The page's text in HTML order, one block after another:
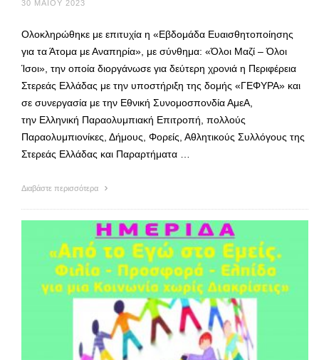
30 ΜΑΪ́ΟΥ 2023
Ολοκληρώθηκε με επιτυχία η «Εβδομάδα Ευαισθητοποίησης
για τα Άτομα με Αναπηρία», με σύνθημα: «Όλοι Μαζί – Όλοι
Ίσοι», την οποία διοργάνωσε για δεύτερη χρονιά η Περιφέρεια
Στερεάς Ελλάδας με την υποστήριξη της δομής «ΓΕΦΥΡΑ» και
σε συνεργασία με την Εθνική Συνομοσπονδία ΑμεΑ,
την Ελληνική Παραολυμπιακή Επιτροπή, πολλούς
Παραολυμπιονίκες, Δήμους, Φορείς, Αθλητικούς Συλλόγους της
Στερεάς Ελλάδας και Παραρτήματα …
Διαβάστε περισσότερα